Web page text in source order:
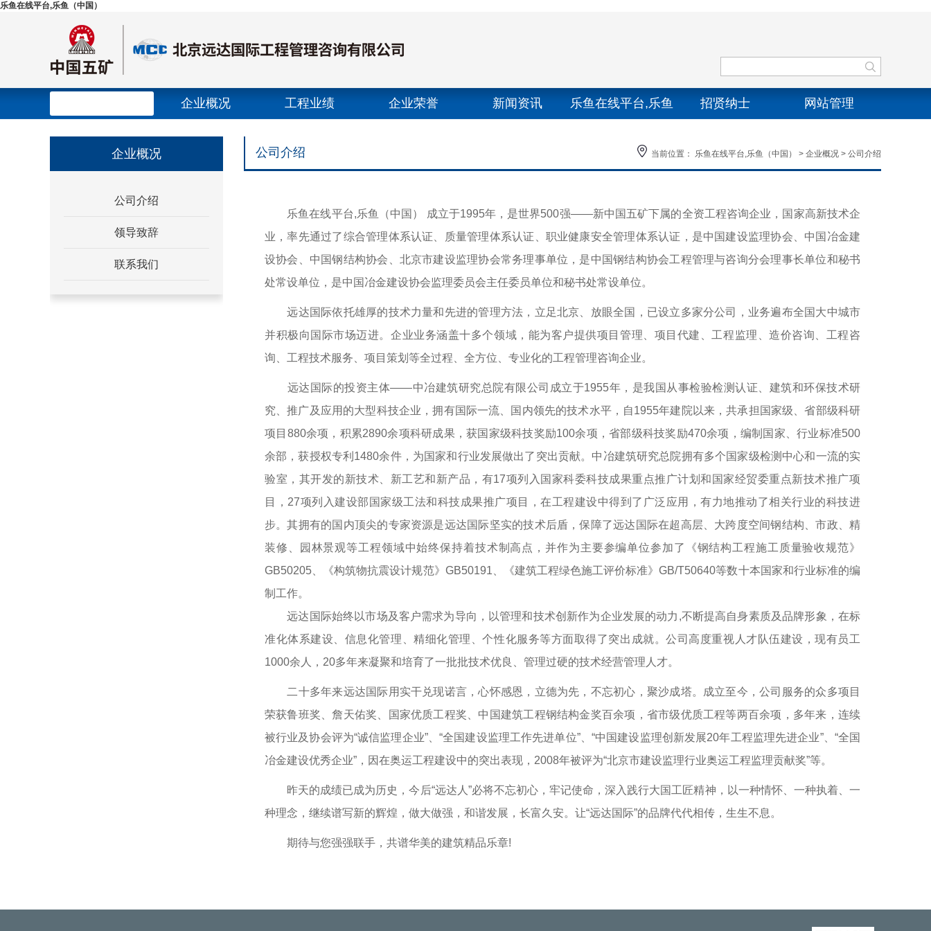
乐鱼在线平台,乐鱼（中国）
企业概况 工程业绩 企业荣誉 新闻资讯 乐鱼在线平台,乐鱼 招贤纳士
网站管理
（中国）banner
企业概况
公司介绍
领导致辞
联系我们
公司介绍 当前位置： 乐鱼在线平台,乐鱼（中国） > 企业概况 > 公司介绍
乐鱼在线平台,乐鱼（中国） 成立于1995年，是世界500强——新中国五矿下属的全资工程咨询企业，国家高新技术企
业，率先通过了综合管理体系认证、质量管理体系认证、职业健康安全管理体系认证，是中国建设监理协会、中国冶金建
设协会、中国钢结构协会、北京市建设监理协会常务理事单位，是中国钢结构协会工程管理与咨询分会理事长单位和秘书
处常设单位，是中国冶金建设协会监理委员会主任委员单位和秘书处常设单位。
远达国际依托雄厚的技术力量和先进的管理方法，立足北京、放眼全国，已设立多家分公司，业务遍布全国大中城市
并积极向国际市场迈进。企业业务涵盖十多个领域，能为客户提供项目管理、项目代建、工程监理、造价咨询、工程咨
询、工程技术服务、项目策划等全过程、全方位、专业化的工程管理咨询企业。
远达国际的投资主体——中冶建筑研究总院有限公司成立于1955年，是我国从事检验检测认证、建筑和环保技术研
究、推广及应用的大型科技企业，拥有国际一流、国内领先的技术水平，自1955年建院以来，共承担国家级、省部级科研
项目880余项，积累2890余项科研成果，获国家级科技奖励100余项，省部级科技奖励470余项，编制国家、行业标准500
余部，获授权专利1480余件，为国家和行业发展做出了突出贡献。中冶建筑研究总院拥有多个国家级检测中心和一流的实
验室，其开发的新技术、新工艺和新产品，有17项列入国家科委科技成果重点推广计划和国家经贸委重点新技术推广项
目，27项列入建设部国家级工法和科技成果推广项目，在工程建设中得到了广泛应用，有力地推动了相关行业的科技进
步。其拥有的国内顶尖的专家资源是远达国际坚实的技术后盾，保障了远达国际在超高层、大跨度空间钢结构、市政、精
装修、园林景观等工程领域中始终保持着技术制高点，并作为主要参编单位参加了《钢结构工程施工质量验收规范》
GB50205、《构筑物抗震设计规范》GB50191、《建筑工程绿色施工评价标准》GB/T50640等数十本国家和行业标准的编
制工作。
远达国际始终以市场及客户需求为导向，以管理和技术创新作为企业发展的动力,不断提高自身素质及品牌形象，在标
准化体系建设、信息化管理、精细化管理、个性化服务等方面取得了突出成就。公司高度重视人才队伍建设，现有员工
1000余人，20多年来凝聚和培育了一批批技术优良、管理过硬的技术经营管理人才。
二十多年来远达国际用实干兑现诺言，心怀感恩，立德为先，不忘初心，聚沙成塔。成立至今，公司服务的众多项目
荣获鲁班奖、詹天佑奖、国家优质工程奖、中国建筑工程钢结构金奖百余项，省市级优质工程等两百余项，多年来，连续
被行业及协会评为“诚信监理企业”、“全国建设监理工作先进单位”、“中国建设监理创新发展20年工程监理先进企业”、“全国
冶金建设优秀企业”，因在奥运工程建设中的突出表现，2008年被评为“北京市建设监理行业奥运工程监理贡献奖”等。
昨天的成绩已成为历史，今后“远达人”必将不忘初心，牢记使命，深入践行大国工匠精神，以一种情怀、一种执着、一
种理念，继续谱写新的辉煌，做大做强，和谐发展，长富久安。让“远达国际”的品牌代代相传，生生不息。
期待与您强强联手，共谱华美的建筑精品乐章!